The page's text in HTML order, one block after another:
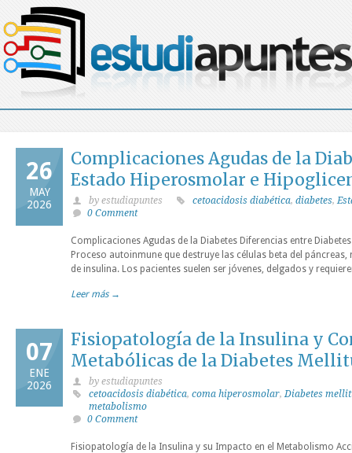
26
MAY
2026
Complicaciones Agudas de la
Estado Hiperosmolar e
by estudiapuntes cetoacidosis diabética, diabetes,
0 Comment
Complicaciones Agudas de la Diabetes Diferencias entre
Proceso autoinmune que destruye las células beta del
de insulina. Los pacientes suelen ser jóvenes, delgados y
Leer más →
07
ENE
2026
Fisiopatología de la Insulina y
Metabólicas de la Diabetes
by estudiapuntes
cetoacidosis diabética, coma hiperosmolar,Diabetes
metabolismo
0 Comment
Fisiopatología de la Insulina y su Impacto en el Metabolismo